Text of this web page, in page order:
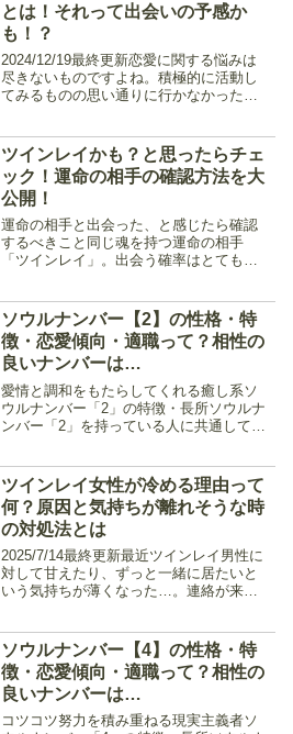
とは！それって出会いの予感か
も！？
2024/12/19最終更新恋愛に関する悩みは
尽きないものですよね。積極的に活動し
てみるものの思い通りに行かなかった
始まるスピリチュアルな兆候」をご紹
介。もしかしたら近々...
ツインレイかも？と思ったらチェ
ック！運命の相手の確認方法を大
公開！
運命の相手と出会った、と感じたら確認
するべきこと同じ魂を持つ運命の相手
「ツインレイ」。出会う確率はとても低
うな確率で出会うツインレイですが、
「運命的なものを感じる」と言...
ソウルナンバー【2】の性格・特
徴・恋愛傾向・適職って？相性の
良いナンバーは…
愛情と調和をもたらしてくれる癒し系ソ
ウルナンバー「2」の特徴・長所ソウルナ
ンバー「2」を持っている人に共通してい
を配れる・忍耐強い・案外さっぱりとし
た性格・コミュニケ...
ツインレイ女性が冷める理由って
何？原因と気持ちが離れそうな時
の対処法とは
2025/7/14最終更新最近ツインレイ男性に
対して甘えたり、ずっと一緒に居たいと
いう気持ちが薄くなった…。連絡が来て
甘い時間を過ごしていない気がする。な
んて気持ちを感じて...
ソウルナンバー【4】の性格・特
徴・恋愛傾向・適職って？相性の
良いナンバーは…
コツコツ努力を積み重ねる現実主義者ソ